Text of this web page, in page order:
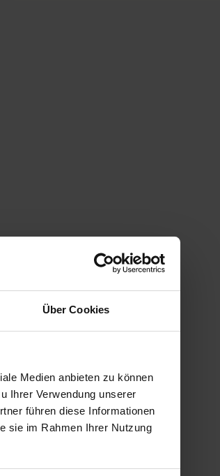
Über Cookies
Medien anbieten zu können
Ihrer Verwendung unserer
führen diese Informationen
sie im Rahmen Ihrer Nutzung